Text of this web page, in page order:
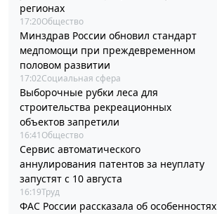
регионах
17:20Общество
Минздрав России обновил стандарт
медпомощи при преждевременном
половом развитии
17:02Социальная сфера
Выборочные рубки леса для
строительства рекреационных
объектов запретили
16:41 Общество
Сервис автоматического
аннулирования патентов за неуплату
запустят с 10 августа
16:19Труд
ФАС России рассказала об особенностях